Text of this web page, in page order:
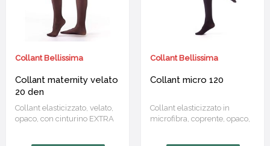
Collant Bellissima
Collant maternity velato
20 den
Collant elasticizzato, velato,
opaco, con cinturino EXTRA
Collant Bellissima
Collant micro 120
Collant elasticizzato in
microfibra, coprente, opaco,